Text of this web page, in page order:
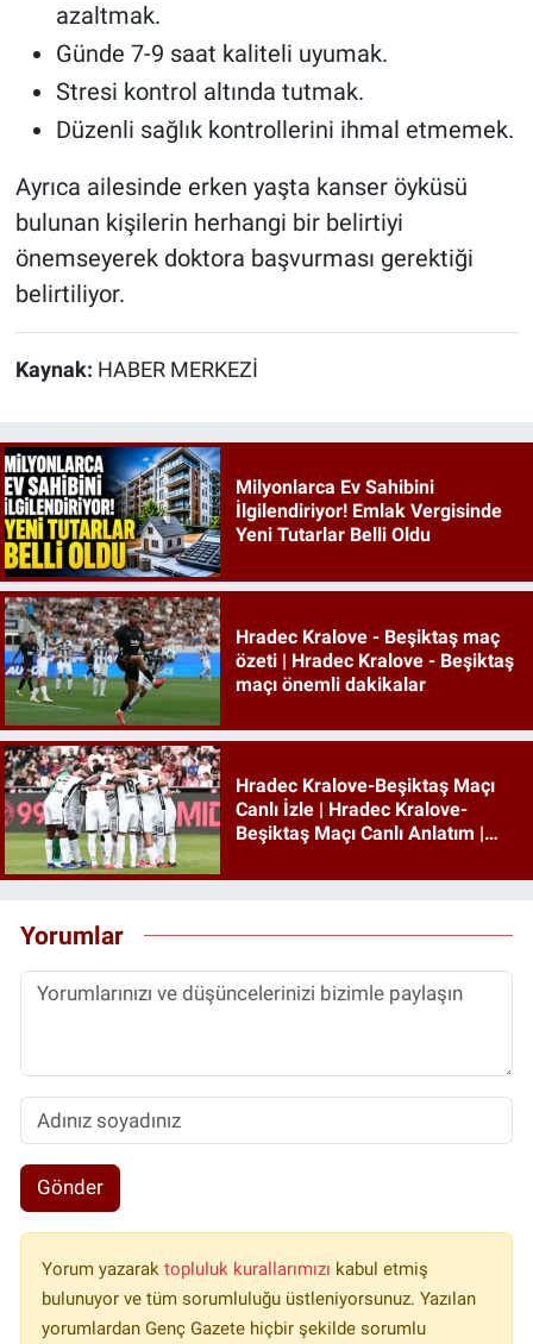
azaltmak.
Günde 7-9 saat kaliteli uyumak.
Stresi kontrol altında tutmak.
Düzenli sağlık kontrollerini ihmal etmemek.
Ayrıca ailesinde erken yaşta kanser öyküsü
bulunan kişilerin herhangi bir belirtiyi
önemseyerek doktora başvurması gerektiği
belirtiliyor.
Kaynak: HABER MERKEZİ
Milyonlarca Ev Sahibini
İlgilendiriyor! Emlak Vergisinde
Yeni Tutarlar Belli Oldu
Hradec Kralove - Beşiktaş maç
özeti | Hradec Kralove - Beşiktaş
maçı önemli dakikalar
Hradec Kralove-Beşiktaş Maçı
Canlı İzle | Hradec Kralove-
Beşiktaş Maçı Canlı Anlatım |
Yorumlar
Gönder
Yorum yazarak topluluk kurallarımızı kabul etmiş
bulunuyor ve tüm sorumluluğu üstleniyorsunuz. Yazılan
yorumlardan Genç Gazete hiçbir şekilde sorumlu